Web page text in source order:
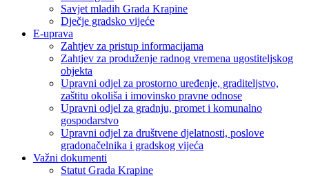
Savjet mladih Grada Krapine
Dječje gradsko vijeće
E-uprava
Zahtjev za pristup informacijama
Zahtjev za produženje radnog vremena ugostiteljskog
objekta
Upravni odjel za prostorno uređenje, graditeljstvo,
zaštitu okoliša i imovinsko pravne odnose
Upravni odjel za gradnju, promet i komunalno
gospodarstvo
Upravni odjel za društvene djelatnosti, poslove
gradonačelnika i gradskog vijeća
Važni dokumenti
Statut Grada Krapine